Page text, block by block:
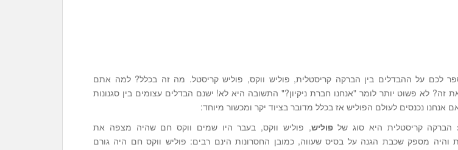
לכם על ההבדלים בין הברקה קריסטלית, פוליש ווקס, פוליש קריסטל. מה זה בכלל? למה אתם
זה? לא פשוט יותר לומר "אנחנו חברת ניקיון?" התשובה היא לא! ישנם הבדלים עצומים בין סגנונות
אנחנו נכנסים לעולם הפוליש אז בכלל מדובר בציוד יקר ומכשור מיוחד:
הברקה קריסטלית היא סוג שלפוליש, פוליש ווקס, בעבר היו שמים ווקס חם שהיה מצפה את
והיה מספק שכבת הגנה על בסיס שעווה, כמובן החסרונות הינם רבים: פוליש ווקס חם היה גורם